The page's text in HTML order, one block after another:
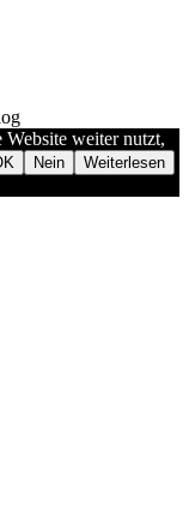
Website weiter nutzt,
Nein Weiterlesen